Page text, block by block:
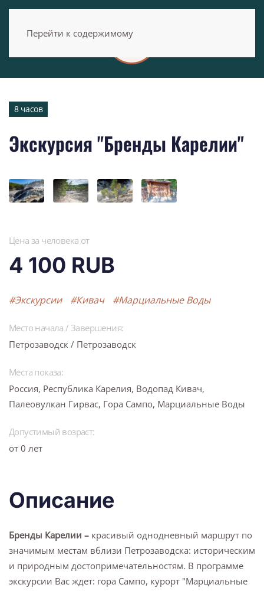
Перейти к содержимому
8 часов
Экскурсия "Бренды Карелии"
Цена за человека от
4 100 RUB
#Экскурсии #Кивач #Марциальные Воды
Место начала / Завершения:
Петрозаводск / Петрозаводск
Места показа:
Россия, Республика Карелия, Водопад Кивач,
Палеовулкан Гирвас, Гора Сампо, Марциальные Воды
Допустимый возраст:
от 0 лет
Описание
Бренды Карелии – красивый однодневный маршрут по
значимым местам вблизи Петрозаводска: историческим
и природным достопримечательностям. В программе
экскурсии Вас ждет: гора Сампо, курорт "Марциальные